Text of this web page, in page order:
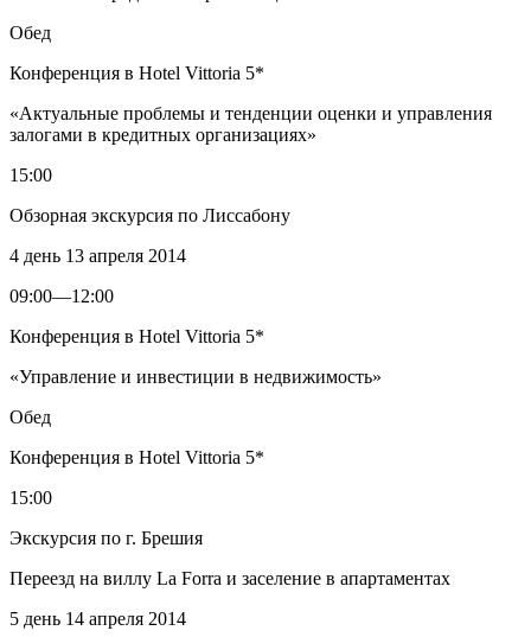
Обед
Конференция в Hotel Vittoria 5*
«Актуальные проблемы и тенденции оценки и управления
залогами в кредитных организациях»
15:00
Обзорная экскурсия по Лиссабону
4 день 13 апреля 2014
09:00—12:00
Конференция в Hotel Vittoria 5*
«Управление и инвестиции в недвижимость»
Обед
Конференция в Hotel Vittoria 5*
15:00
Экскурсия по г. Брешия
Переезд на виллу La Forra и заселение в апартаментах
5 день 14 апреля 2014